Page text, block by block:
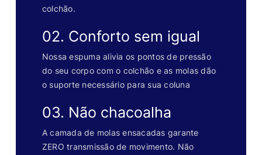
colchão.
02. Conforto sem igual
Nossa espuma alivia os pontos de pressão
do seu corpo com o colchão e as molas dão
o suporte necessário para sua coluna
03. Não chacoalha
A camada de molas ensacadas garante
ZERO transmissão de movimento. Não